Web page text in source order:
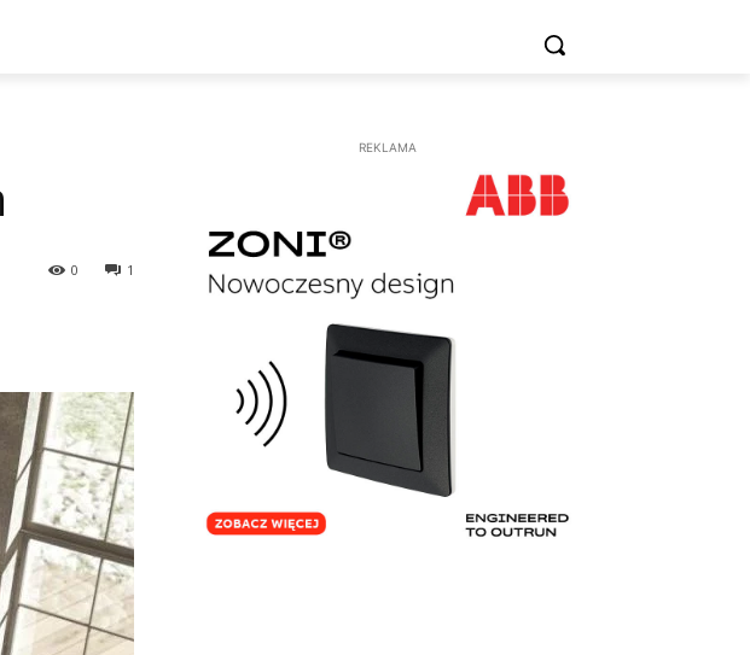
1
0
REKLAMA